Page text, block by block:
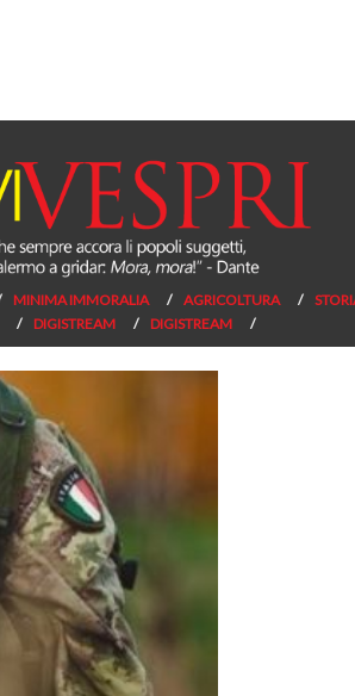
MINIMA IMMORALIA AGRICOLTURA
DIGISTREAM DIGISTREAM